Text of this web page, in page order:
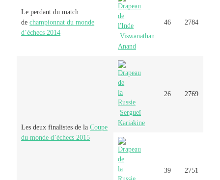
Le perdant du match
dechampionnat du monde
d’échecs 2014
Viswanathan
Anand
46 2784
Les deux finalistes de laCoupe
du monde d’échecs 2015
Sergueï
Kariakine
26 2769
39 2751